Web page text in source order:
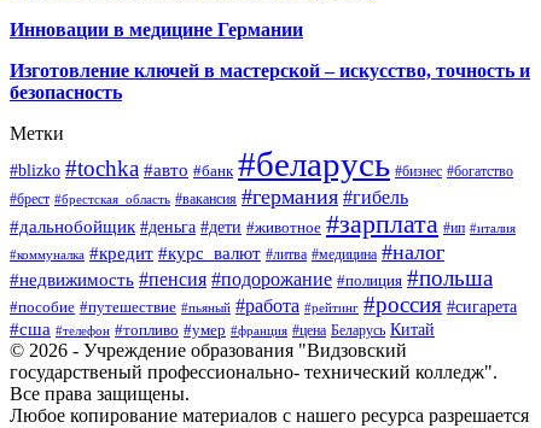
Инновации в медицине Германии
Изготовление ключей в мастерской – искусство, точность и
безопасность
Метки
#blizko #tochka #авто #банк #беларусь #бизнес #богатство
#брест #брестская_область #вакансия #германия #гибель
#дальнобойщик #деньга #дети #животное #зарплата #ип #италия
#коммуналка #кредит #курс_валют #литва #медицина #налог
#недвижимость #пенсия #подорожание #полиция #польша
#пособие #путешествие #пьяный #работа #рейтинг #россия #сигарета
#сша #телефон #топливо #умер #франция #цена Беларусь Китай
© 2026 - Учреждение образования "Видзовский
государственый профессионально- технический колледж".
Все права защищены.
Любое копирование материалов с нашего ресурса разрешается